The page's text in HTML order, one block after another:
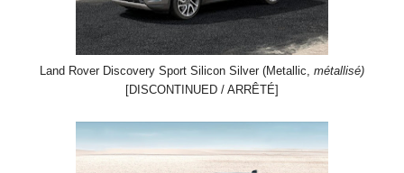
Land Rover Discovery Sport Silicon Silver (Metallic, métallisé)
[DISCONTINUED / ARRÊTÉ]